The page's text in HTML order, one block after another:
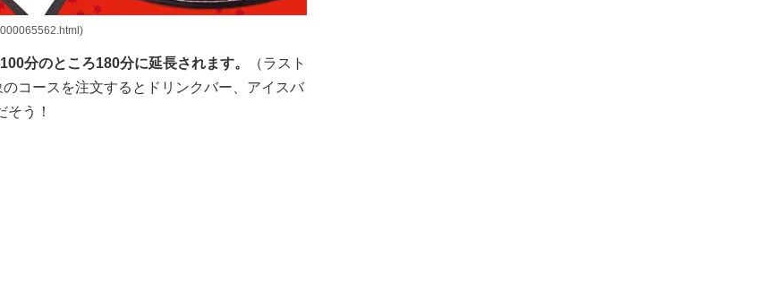
分のところ180分に延長されます。
（ラスト
コースを注文するとドリンクバー、アイスバ
そう！